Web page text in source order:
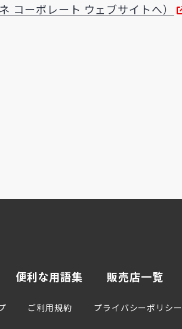
ーポレート ウェブサイトへ）
便利な用語集 販売店一覧
ご利用規約 プライバシーポリシー